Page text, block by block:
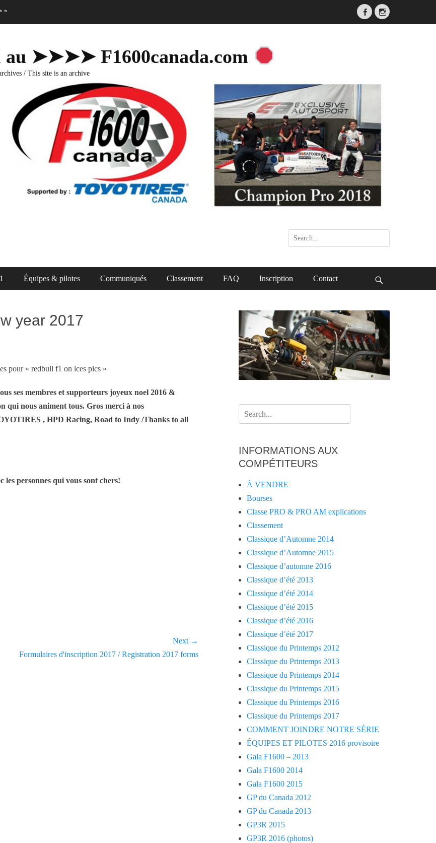
*
FacebookInstagram
au ➤➤➤➤ F1600canada.com
/ This site is an archive
Search
for:
Équipes & pilotes Communiqués Classement FAQ Inscription Contact
year 2017
ses membres et supporteurs joyeux noel 2016 &
qui nous animent tous. Gros merci à nos
, HPD Racing, Road to Indy /Thanks to all
les personnes qui vous sont chers!
Next →
Formulaires d'inscription 2017 / Registration 2017 forms
Search
for:
INFORMATIONS AUX
COMPÉTITEURS
À VENDRE
Bourses
Classe PRO & PRO AM explications
Classement
Classique d’Automne 2014
Classique d’Automne 2015
Classique d’automne 2016
Classique d’été 2013
Classique d’été 2014
Classique d’été 2015
Classique d’été 2016
Classique d’été 2017
Classique du Printemps 2012
Classique du Printemps 2013
Classique du Printemps 2014
Classique du Printemps 2015
Classique du Printemps 2016
Classique du Printemps 2017
COMMENT JOINDRE NOTRE SÉRIE
ÉQUIPES ET PILOTES 2016 provisoire
Gala F1600 – 2013
Gala F1600 2014
Gala F1600 2015
GP du Canada 2012
GP du Canada 2013
GP3R 2015
GP3R 2016 (photos)